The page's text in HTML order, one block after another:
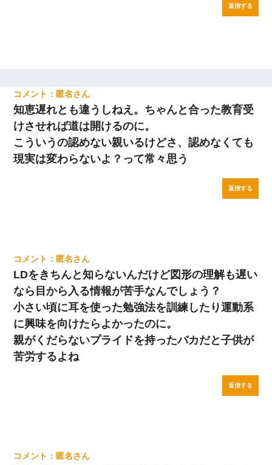
返信する
匿名
知恵遅れとも違うしねえ。ちゃんと合った教育受
けさせれば道は開けるのに。
こういうの認めない親いるけどさ、認めなくても
現実は変わらないよ？って常々思う
返信する
匿名
LDをきちんと知らないんだけど図形の理解も遅い
なら目から入る情報が苦手なんでしょう？
小さい頃に耳を使った勉強法を訓練したり運動系
に興味を向けたらよかったのに。
親がくだらないプライドを持ったバカだと子供が
苦労するよね
返信する
匿名